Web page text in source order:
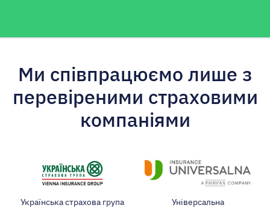
Ми співпрацюємо лише з
перевіреними страховими
компаніями
Українська страхова група
Універсальна